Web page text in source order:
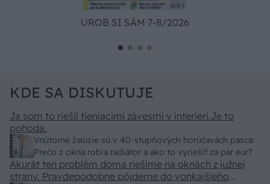
UROB SI SÁM 7-8/2026
KDE SA DISKUTUJE
Vnútorné žalúzie sú v 40-stupňových horúčavách pasca:
Prečo z okna robia radiátor a ako to vyriešiť za pár eur?
Ja som to riešil tieniacimi závesmi v interieri.Je to
pohoda.
Akurát ten problém doma riešime na oknách z južnej
strany. Pravdepodobne pôjdeme do vonkajšieho